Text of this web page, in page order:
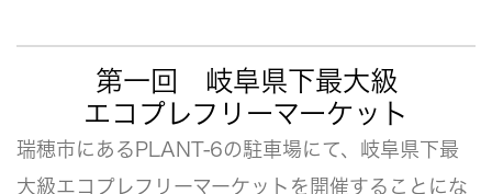
第一回 岐阜県下最大級
エコプレフリーマーケット
瑞穂市にあるPLANT-6の駐車場にて、岐阜県下最
大級エコプレフリーマーケットを開催することにな